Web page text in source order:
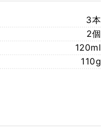
3本
2個
120ml
110g